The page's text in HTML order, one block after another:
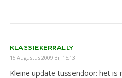
KLASSIEKERRALLY
15 Augustus 2009 Bij 15:13
Kleine update tussendoor: het is